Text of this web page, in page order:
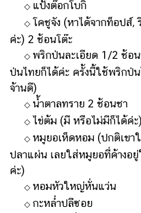
◇ แป้งต๊อกโบกิ
◇ โคชูจัง (หาได้จากท็อปส์,
ค่ะ) 2 ช้อนโต๊ะ
◇ พริกป่นละเอียด 1/2 ช้อ
ป่นไทยก็ได้ค่ะ ครั้งนี้ใช้พริกป่
จ้านดี)
◇ น้ำตาลทราย 2 ช้อนชา
◇ ไข่ต้ม (มี หรือไม่มีก็ได้ค่ะ)
◇ หมูยอเห็ดหอม (ปกติเข
ปลาแผ่น เลยใส่หมูยอที่ค้างอ
ค่ะ)
◇ หอมหัวใหญ่หั่นแว่น
◇ กะหล่ำปลีซอย